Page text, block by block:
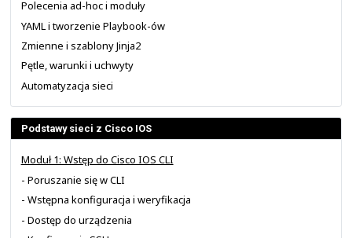
Edukacja z NETWORKERS.PL
Darmowe szkolenia i materiały
Opinie o naszych szkoleniach
Osoby tworzące materiały
Wsparcie i sprzęt dla Cisco Academy
Podstawy automatyzacji z Ansible